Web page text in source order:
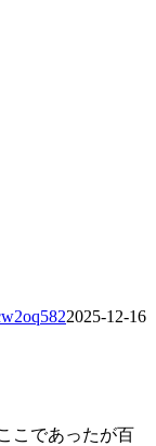
2025-12-16
こであったが百